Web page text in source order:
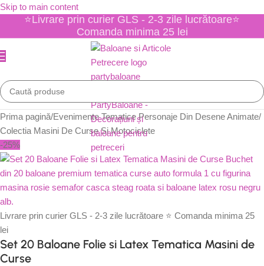
Skip to main content
⭐Livrare prin curier GLS - 2-3 zile lucrătoare⭐
Comanda minima 25 lei
Prima pagină/Evenimente Tematice Personaje Din Desene Animate/
Colectia Masini De Curse Si Motociclete
-25%
Livrare prin curier GLS - 2-3 zile lucrătoare ⭐ Comanda minima 25
lei
Set 20 Baloane Folie si Latex Tematica Masini de
Curse